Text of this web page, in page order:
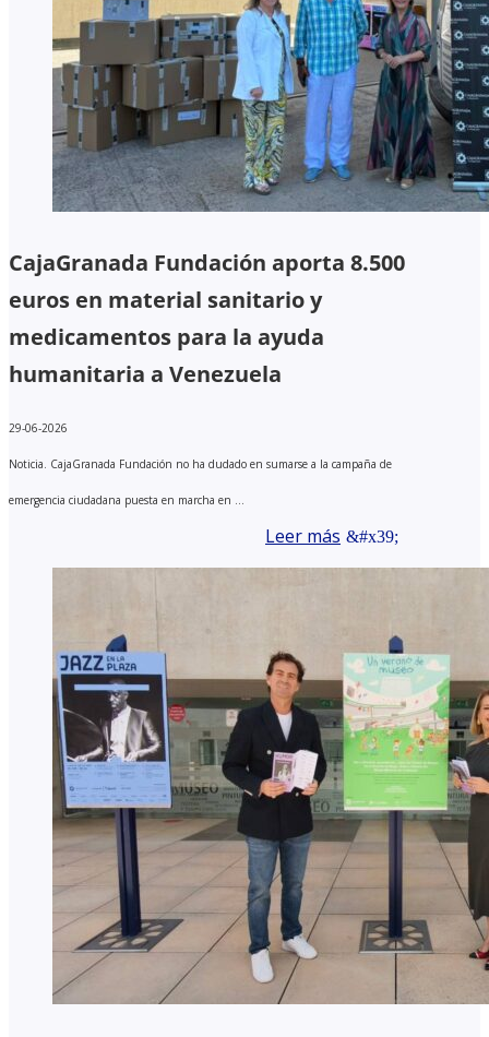
CajaGranada Fundación aporta 8.500
euros en material sanitario y
medicamentos para la ayuda
humanitaria a Venezuela
29-06-2026
Noticia. CajaGranada Fundación no ha dudado en sumarse a la campaña de
emergencia ciudadana puesta en marcha en ...
Leer más